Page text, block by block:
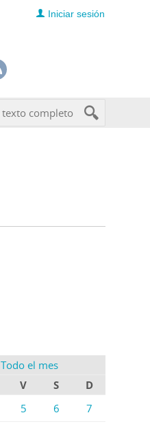
Iniciar sesión
Todo el mes
V S
D
5 6
7